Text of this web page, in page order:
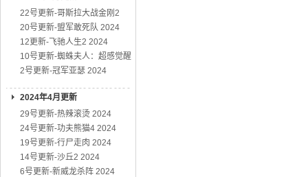
22号更新-哥斯拉大战金刚2
20号更新-盟军敢死队 2024
12更新-飞驰人生2 2024
10号更新-蜘蛛夫人：超感觉醒
2号更新-冠军亚瑟 2024
2024年4月更新
29号更新-热辣滚烫 2024
24号更新-功夫熊猫4 2024
19号更新-行尸走肉 2024
14号更新-沙丘2 2024
6号更新-新威龙杀阵 2024